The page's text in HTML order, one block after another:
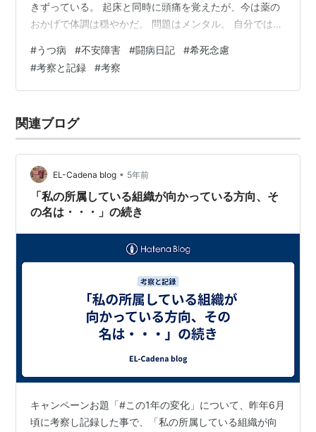
きずっている。 起床と同時に頭痛を覚えたが、今は薬の
おかげで体調は穏やかだ。 問題はメンタル。 自分では、
昨日のモンスターみたいな希死念慮が、自分の中に実在
する事実に慄いている。 平たく言うと、ビビッているの
だ。 当然ながら、あの希死念慮は私の希死念慮である。
口を探していたのではないだろうか。 レベルでいうと、
昨日のは小規模爆発といったとこ…
#うつ病 #不安障害 #闘病日記 #希死念慮
#考察と記録 #考察
関連ブログ
EL-Cadena blog • 5年前
「私の所属している組織が向かっている方向、そ
の名は・・・」の続き
キャンペーンお題「#この1年の変化」について、昨年6月
頃に考察し記録した事で、「私の所属している組織が向